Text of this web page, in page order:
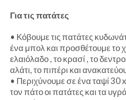
Για τις πατάτες
• Κόβουμε τις πατάτες
ένα μπολ και προσθέτουμε το
ελαιόλαδο , το κρασί , το
αλάτι, το πιπέρι και
• Περιχύνουμε σε ένα ταψί 30
τον πάτο οι πατάτες και τα